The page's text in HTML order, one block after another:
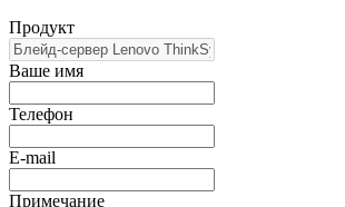
Продукт
Ваше имя
Телефон
E-mail
Примечание